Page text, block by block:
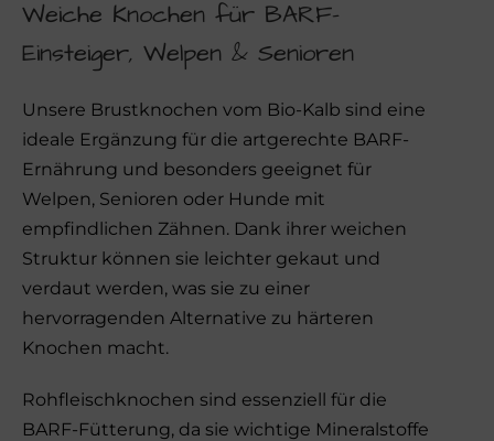
Weiche Knochen für BARF-
Einsteiger, Welpen & Senioren
Unsere Brustknochen vom Bio-Kalb sind eine
ideale Ergänzung für die artgerechte BARF-
Ernährung und besonders geeignet für
Welpen, Senioren oder Hunde mit
empfindlichen Zähnen. Dank ihrer weichen
Struktur können sie leichter gekaut und
verdaut werden, was sie zu einer
hervorragenden Alternative zu härteren
Knochen macht.
Rohfleischknochen sind essenziell für die
BARF-Fütterung, da sie wichtige Mineralstoffe